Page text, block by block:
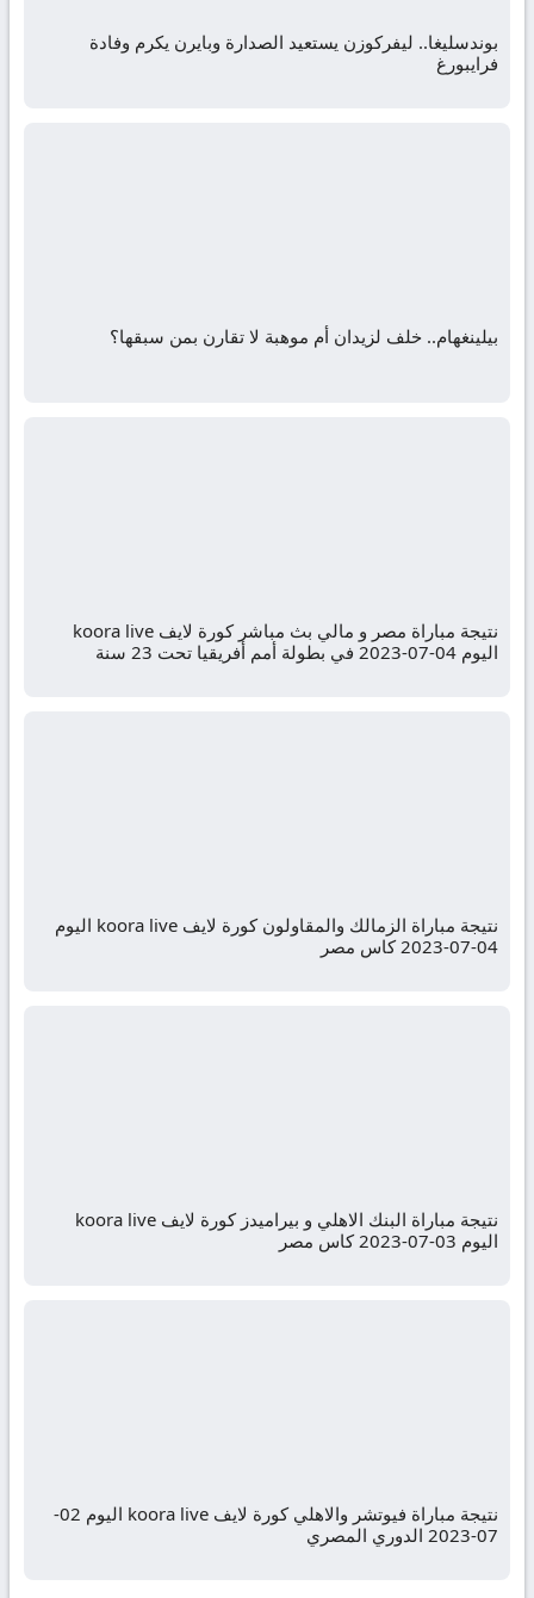
بوندسليغا.. ليفركوزن يستعيد الصدارة وبايرن يكرم وفادة
فرايبورغ
بيلينغهام.. خلف لزيدان أم موهبة لا تقارن بمن سبقها؟
نتيجة مباراة مصر و مالي بث مباشر كورة لايف koora live
اليوم 04-07-2023 في بطولة أمم أفريقيا تحت 23 سنة
نتيجة مباراة الزمالك والمقاولون كورة لايف koora live اليوم
04-07-2023 كاس مصر
نتيجة مباراة البنك الاهلي و بيراميدز كورة لايف koora live
اليوم 03-07-2023 كاس مصر
نتيجة مباراة فيوتشر والاهلي كورة لايف koora live اليوم 02-
07-2023 الدوري المصري